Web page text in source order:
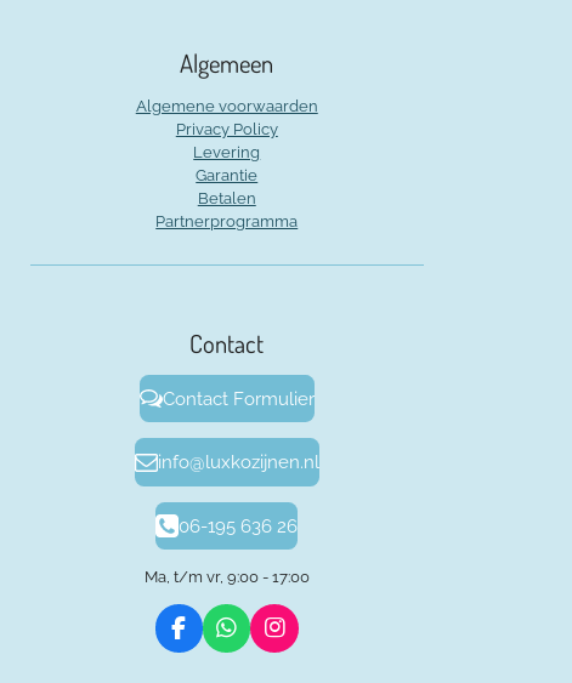
Algemeen
Algemene voorwaarden
Privacy Policy
Levering
Garantie
Betalen
Partnerprogramma
Contact
Contact Formulier
info@luxkozijnen.nl
06-195 636 26
Ma, t/m vr, 9:00 - 17:00
F
a
W
h
I
n